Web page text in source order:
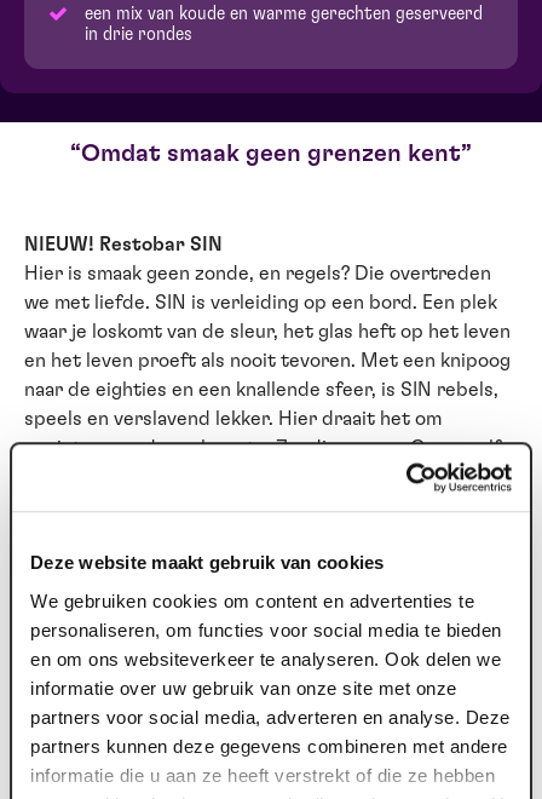
Deze website maakt gebruik van cookies
We gebruiken cookies om content en advertenties te
personaliseren, om functies voor social media te bieden
en om ons websiteverkeer te analyseren. Ook delen we
informatie over uw gebruik van onze site met onze
partners voor social media, adverteren en analyse. Deze
partners kunnen deze gegevens combineren met andere
informatie die u aan ze heeft verstrekt of die ze hebben
een mix van koude en warme gerechten geserveerd
in drie rondes
Omdat smaak geen grenzen kent
NIEUW! Restobar SIN
Hier is smaak geen zonde, en regels? Die overtreden
we met liefde. SIN is verleiding op een bord. Een plek
waar je loskomt van de sleur, het glas heft op het leven
en het leven proeft als nooit tevoren. Met een knipoog
naar de eighties en een knallende sfeer, is SIN rebels,
speels en verslavend lekker. Hier draait het om
genieten, zonder schaamte. Zondigen mag. Graag zelfs.
Begin bij SIN
show (of juist erna) schuif je bij SIN aan voor een tafel
vol gerechten om te delen. Een diner zonder
keuzestress dus. Spannend, verrassend en vooral veel
te lekker om voor jezelf te houden.
Geen brave driegangen, maar een parade van smaken
waar je samen doorheen mag zondigen. Begin bij SIN is
een mix van koude en warme gerechten om te delen.